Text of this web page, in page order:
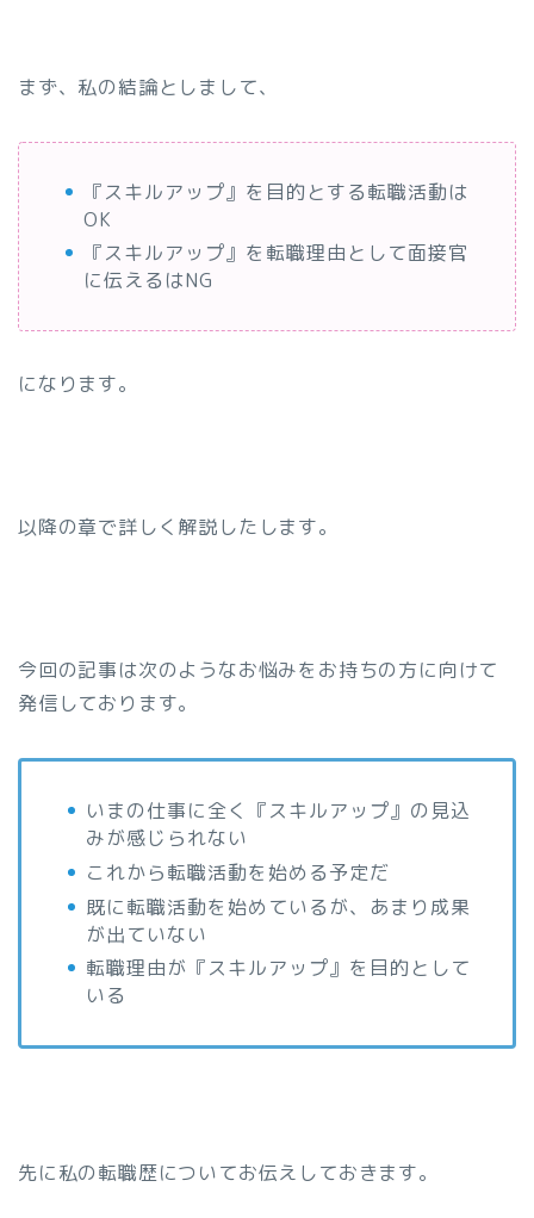
まず、私の結論としまして、
『スキルアップ』を目的とする転職活動は
OK
『スキルアップ』を転職理由として面接官
に伝えるはNG
になります。
以降の章で詳しく解説したします。
今回の記事は次のようなお悩みをお持ちの方に向けて
発信しております。
いまの仕事に全く『スキルアップ』の見込
みが感じられない
これから転職活動を始める予定だ
既に転職活動を始めているが、あまり成果
が出ていない
転職理由が『スキルアップ』を目的として
いる
先に私の転職歴についてお伝えしておきます。